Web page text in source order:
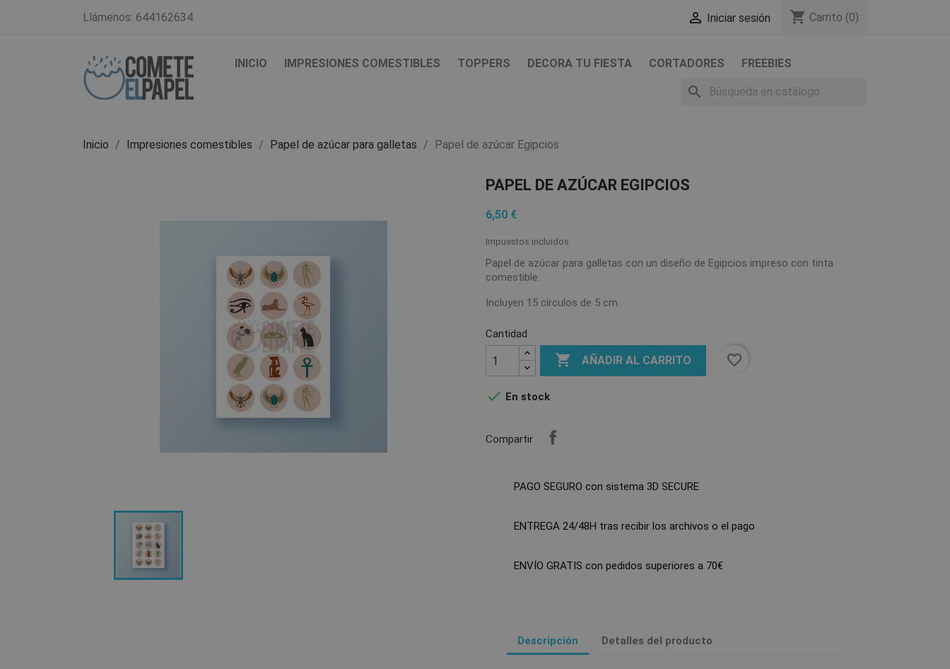
Llámenos: 644162634  Iniciar sesión shopping_cart Carrito (0)
INICIO IMPRESIONES COMESTIBLES TOPPERS DECORA TU FIESTA CORTADORES FREEBIES
search
Inicio Impresiones comestibles Papel de azúcar para galletas Papel de azúcar Egipcios
PAPEL DE AZÚCAR EGIPCIOS
6,50 €
Impuestos incluidos
Papel de azúcar para galletas con un diseño de Egipcios impreso con tinta
comestible.
Incluyen 15 círculos de 5 cm.
Cantidad
 AÑADIR AL CARRITO favorite_border
 En stock
Compartir
PAGO SEGURO con sistema 3D SECURE
ENTREGA 24/48H tras recibir los archivos o el pago
ENVÍO GRATIS con pedidos superiores a 70€
Descripción Detalles del producto